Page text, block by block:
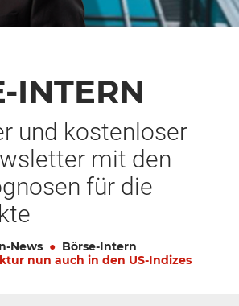
INTERN
und kostenloser
mit den
für die
News
Börse-Intern
nun auch in den US-Indizes